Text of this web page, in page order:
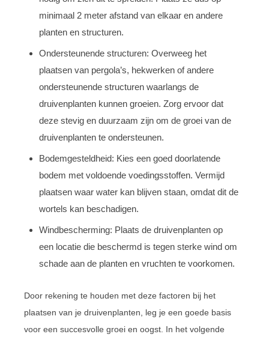
minimaal 2 meter afstand van elkaar en andere
planten en structuren.
Ondersteunende structuren: Overweeg het
plaatsen van pergola’s, hekwerken of andere
ondersteunende structuren waarlangs de
druivenplanten kunnen groeien. Zorg ervoor dat
deze stevig en duurzaam zijn om de groei van de
druivenplanten te ondersteunen.
Bodemgesteldheid: Kies een goed doorlatende
bodem met voldoende voedingsstoffen. Vermijd
plaatsen waar water kan blijven staan, omdat dit de
wortels kan beschadigen.
Windbescherming: Plaats de druivenplanten op
een locatie die beschermd is tegen sterke wind om
schade aan de planten en vruchten te voorkomen.
Door rekening te houden met deze factoren bij het
plaatsen van je druivenplanten, leg je een goede basis
voor een succesvolle groei en oogst. In het volgende